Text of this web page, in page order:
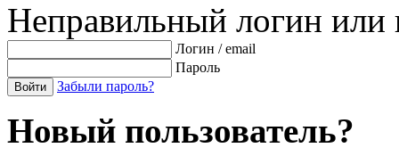
Неправильный логин или
Логин / email
Пароль
Войти Забыли пароль?
Новый пользователь?